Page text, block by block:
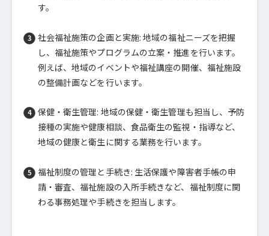
す。
社会福祉施策の企画と実施: 地域の福祉ニーズを把握
し、福祉施策やプログラムの立案・推進を行います。
例えば、地域のイベントや福祉講座の開催、福祉施設
の整備計画などを行います。
保健・衛生管理: 地域の保健・衛生管理も担当し、予防
接種の実施や健康相談、食品衛生の監視・指導など、
地域の健康と衛生に関する業務を行います。
福祉制度の管理と手続き: 生活保護や障害者手帳の申
請・審査、福祉施設の入所手続きなど、福祉制度に関
わる事務処理や手続きを担当します。